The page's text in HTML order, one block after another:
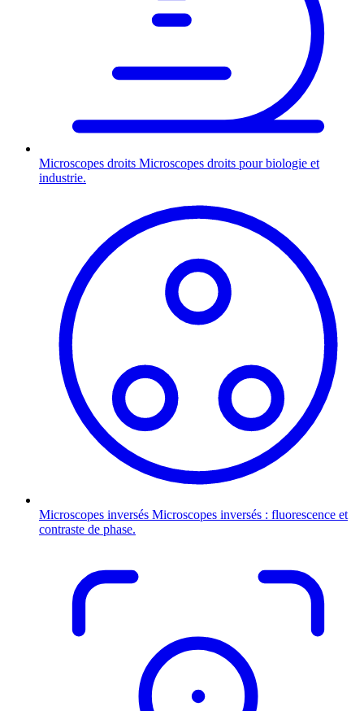
Microscopes droits Microscopes droits pour biologie et
industrie.
Microscopes inversés Microscopes inversés : fluorescence et
contraste de phase.